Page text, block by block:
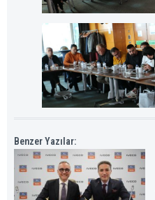
Benzer Yazılar: